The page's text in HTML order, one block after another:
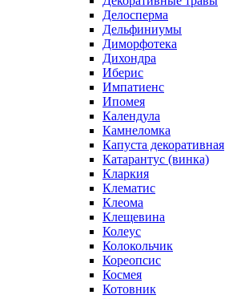
Делосперма
Дельфиниумы
Диморфотека
Дихондра
Иберис
Импатиенс
Ипомея
Календула
Камнеломка
Капуста декоративная
Катарантус (винка)
Кларкия
Клематис
Клеома
Клещевина
Колеус
Колокольчик
Кореопсис
Космея
Котовник